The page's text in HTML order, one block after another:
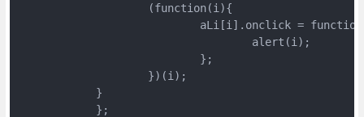
                    (function(i){
aLi[i].onclick =
                                    alert(i);
                            };
                    })(i);
            }
            };